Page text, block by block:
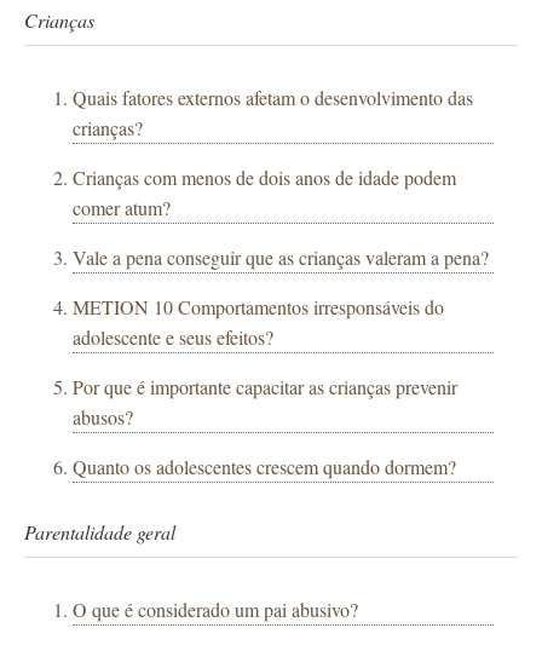
Crianças
Quais fatores externos afetam o desenvolvimento das
crianças?
Crianças com menos de dois anos de idade podem
comer atum?
Vale a pena conseguir que as crianças valeram a pena?
METION 10 Comportamentos irresponsáveis ​​do
adolescente e seus efeitos?
Por que é importante capacitar as crianças prevenir
abusos?
Quanto os adolescentes crescem quando dormem?
Parentalidade geral
O que é considerado um pai abusivo?